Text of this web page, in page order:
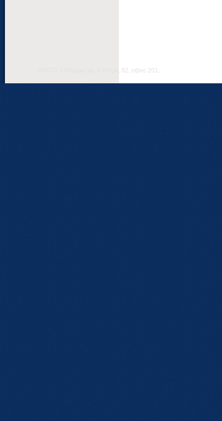
420073, г. Казань, ул. А.Кутуя, 82, офис 201.